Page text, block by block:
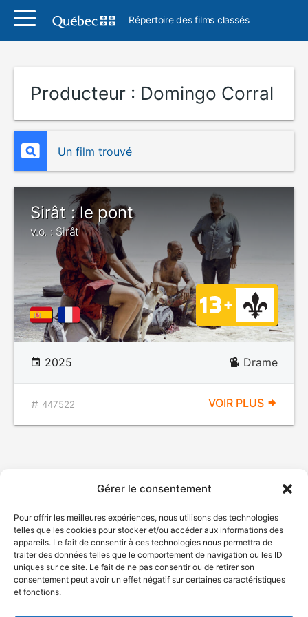
Gérer le consentement
Pour offrir les meilleures expériences, nous utilisons des technologies
telles que les cookies pour stocker et/ou accéder aux informations des
appareils. Le fait de consentir à ces technologies nous permettra de
traiter des données telles que le comportement de navigation ou les ID
uniques sur ce site. Le fait de ne pas consentir ou de retirer son
consentement peut avoir un effet négatif sur certaines caractéristiques
et fonctions.
Répertoire des films classés
Producteur : Domingo Corral
Un film trouvé
Sirât : le pont
v.o. : Sirât
2025 Drame
447522 VOIR PLUS